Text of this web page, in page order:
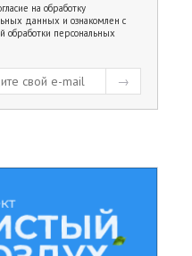
на обработку
данных и ознакомлен с
обработки персональных